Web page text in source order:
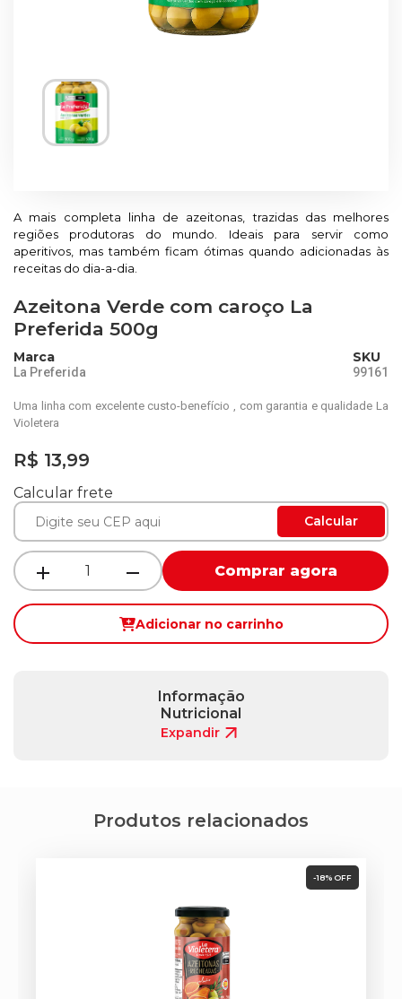
A mais completa linha de azeitonas, trazidas das melhores
regiões produtoras do mundo. Ideais para servir como
aperitivos, mas também ficam ótimas quando adicionadas às
receitas do dia-a-dia.
Azeitona Verde com caroço La
Preferida 500g
Marca
La Preferida
SKU
99161
Uma linha com excelente custo-benefício , com garantia e qualidade La
Violetera
R$ 13,99
Calcular frete
Calcular
Comprar agora
Adicionar no carrinho
Informação
Nutricional
Expandir
Produtos relacionados
-18% OFF